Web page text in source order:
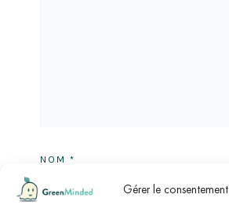
Gérer le consentement
NOM *